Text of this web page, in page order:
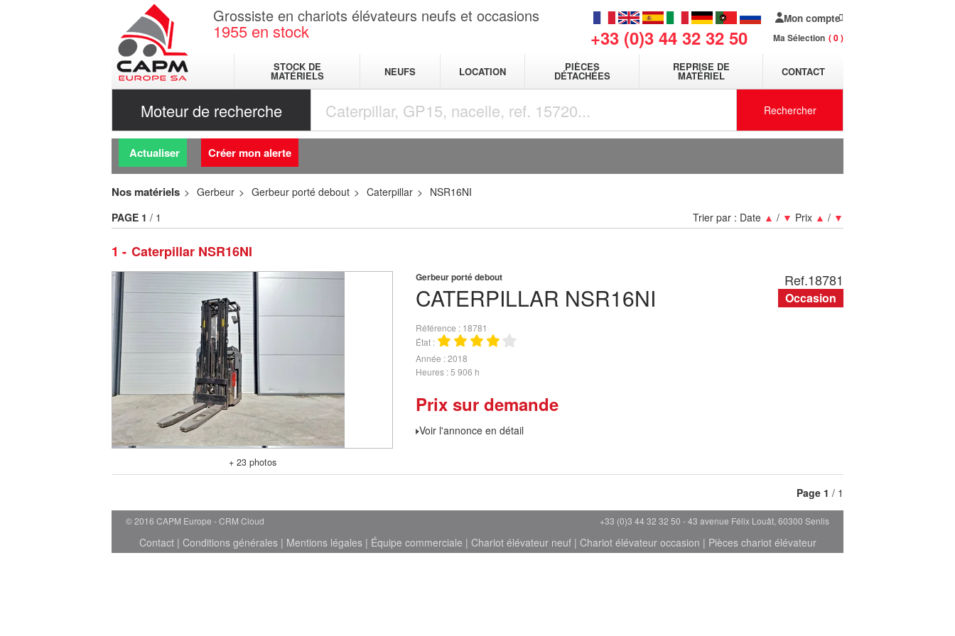
Grossiste en chariots élévateurs neufs et occasions
1955 en stock +33 (0)3 44 32 32 50
Mon compte
Ma Sélection 0
STOCK DE
MATÉRIELS NEUFS LOCATION PIÈCES
DÉTACHÉES
REPRISE DE
MATÉRIEL CONTACT
Moteur de recherche Rechercher
Actualiser Créer mon alerte
Nos matériels Gerbeur Gerbeur porté debout Caterpillar NSR16NI
1 Caterpillar NSR16NI
Trier par : Date ▲ / ▼ Prix ▲ / ▼
PAGE 1 / 1
+ 23 photos
CATERPILLAR NSR16NI
Gerbeur porté debout
Référence
18781
État
Année 2018
Heures 5 906 h
Prix sur demande
Voir l'annonce en détail
Ref.18781
Occasion
Page 1 / 1
© 2016 CAPM Europe CRM Cloud +33 (0)3 44 32 32 50 - 43 avenue Félix Louât, 60300 Senlis
Contact| Conditions générales| Mentions légales| Équipe commerciale | Chariot élévateur neuf| Chariot élévateur occasion | Pièces chariot élévateur